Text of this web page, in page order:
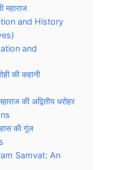
महाराज
and History
and
की कहानी
की अद्वितीय धरोहर
की गूंज
Samvat: An